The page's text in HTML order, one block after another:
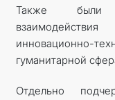
Также были
инновационно-
гуманитарной
Отдельно